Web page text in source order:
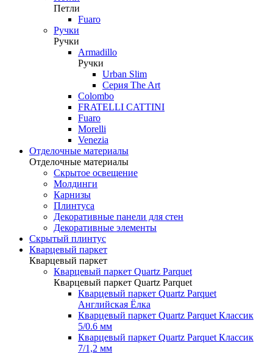
Петли
Fuaro
Ручки
Ручки
Armadillo
Ручки
Urban Slim
Серия The Art
Colombo
FRATELLI CATTINI
Fuaro
Morelli
Venezia
Отделочные материалы
Отделочные материалы
Скрытое освещение
Молдинги
Карнизы
Плинтуса
Декоративные панели для стен
Декоративные элементы
Скрытый плинтус
Кварцевый паркет
Кварцевый паркет
Кварцевый паркет Quartz Parquet
Кварцевый паркет Quartz Parquet
Кварцевый паркет Quartz Parquet
Английская Ёлка
Кварцевый паркет Quartz Parquet Классик
5/0.6 мм
Кварцевый паркет Quartz Parquet Классик
7/1,2 мм